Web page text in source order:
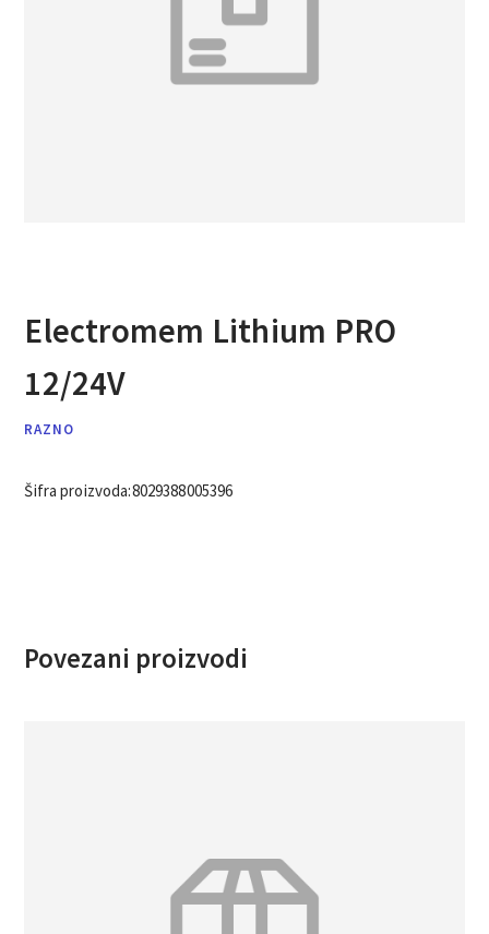
Electromem Lithium PRO
12/24V
RAZNO
Šifra proizvoda:8029388005396
Povezani proizvodi